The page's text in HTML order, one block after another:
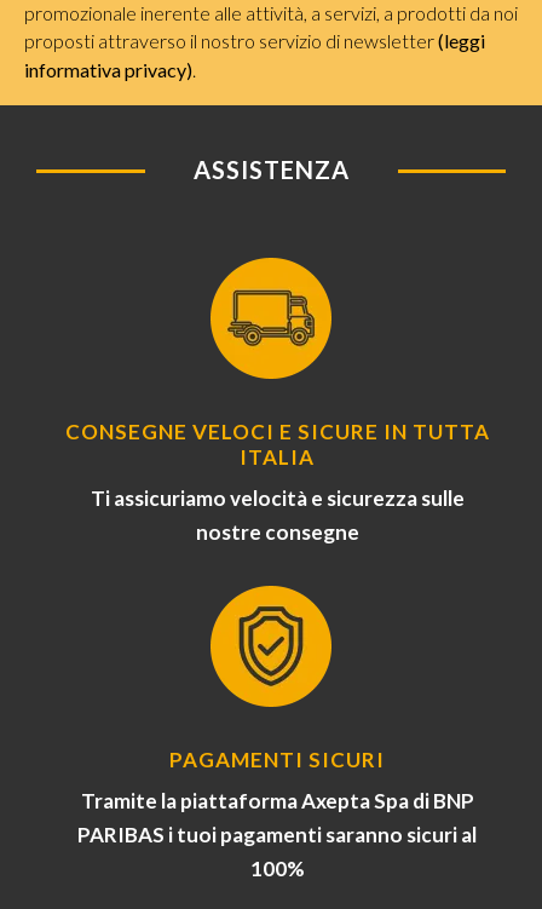
promozionale inerente alle attività, a servizi, a prodotti da noi
proposti attraverso il nostro servizio di newsletter(leggi
informativa privacy)
ASSISTENZA
CONSEGNE VELOCI E SICURE IN TUTTA
ITALIA
Ti assicuriamo velocità e sicurezza sulle
nostre consegne
PAGAMENTI SICURI
Tramite la piattaforma Axepta Spa di BNP
PARIBAS i tuoi pagamenti saranno sicuri al
100%